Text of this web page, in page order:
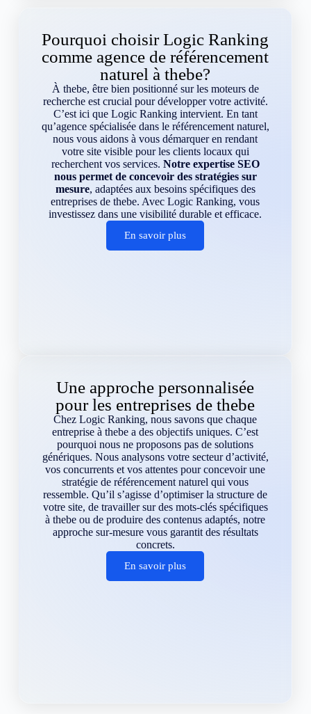
Pourquoi choisir Logic Ranking
comme agence de référencement
naturel à thebe?
À thebe, être bien positionné sur les moteurs de
recherche est crucial pour développer votre activité.
C’est ici que Logic Ranking intervient. En tant
qu’agence spécialisée dans le référencement naturel,
nous vous aidons à vous démarquer en rendant
votre site visible pour les clients locaux qui
recherchent vos services. Notre expertise SEO
nous permet de concevoir des stratégies sur
mesure, adaptées aux besoins spécifiques des
entreprises de thebe. Avec Logic Ranking, vous
investissez dans une visibilité durable et efficace.
En savoir plus
Une approche personnalisée
pour les entreprises de thebe
Chez Logic Ranking, nous savons que chaque
entreprise à thebe a des objectifs uniques. C’est
pourquoi nous ne proposons pas de solutions
génériques. Nous analysons votre secteur d’activité,
vos concurrents et vos attentes pour concevoir une
stratégie de référencement naturel qui vous
ressemble. Qu’il s’agisse d’optimiser la structure de
votre site, de travailler sur des mots-clés spécifiques
à thebe ou de produire des contenus adaptés, notre
approche sur-mesure vous garantit des résultats
concrets.
En savoir plus